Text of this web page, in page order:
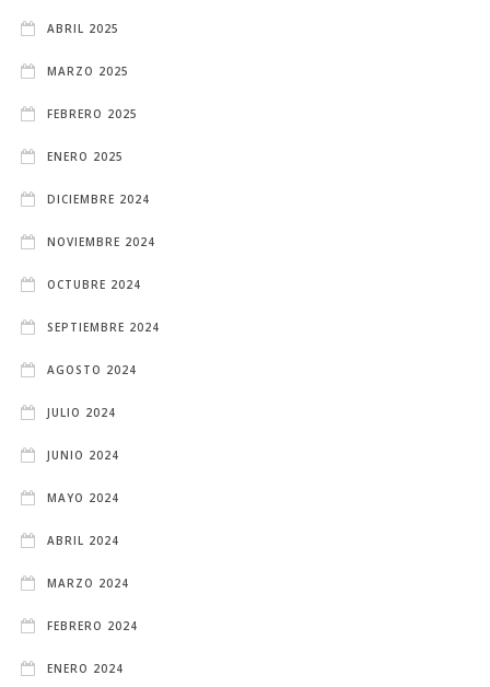
ABRIL 2025
MARZO 2025
FEBRERO 2025
ENERO 2025
DICIEMBRE 2024
NOVIEMBRE 2024
OCTUBRE 2024
SEPTIEMBRE 2024
AGOSTO 2024
JULIO 2024
JUNIO 2024
MAYO 2024
ABRIL 2024
MARZO 2024
FEBRERO 2024
ENERO 2024